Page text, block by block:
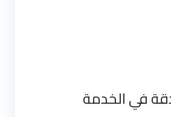
في الخدمة